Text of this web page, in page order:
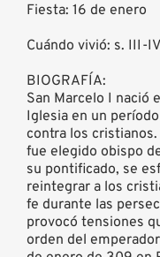
Fiesta: 16 de enero
Cuándo vivió: s. III-
BIOGRAFÍA:
San Marcelo I nació
Iglesia en un
contra los
fue elegido obispo
su pontificado, se
reintegrar a los
fe durante las
provocó tensiones
orden del